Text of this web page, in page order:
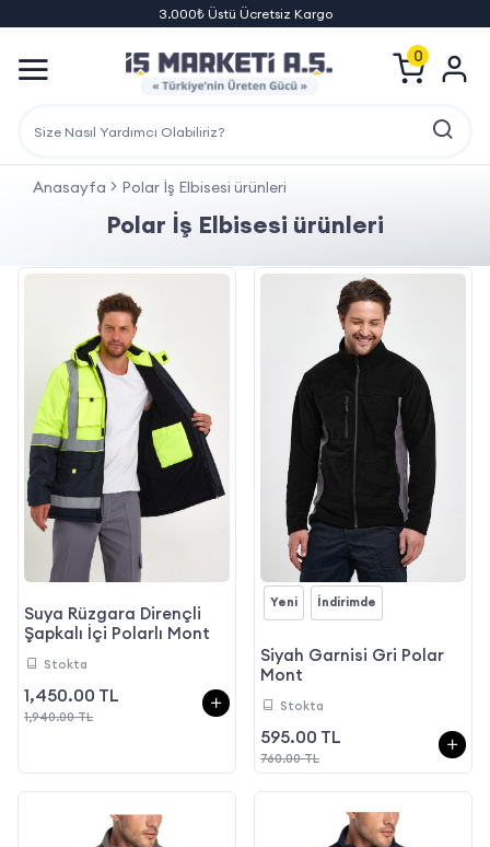
3.000₺ Üstü Ücretsiz Kargo
0
Anasayfa Polar İş Elbisesi ürünleri
Polar İş Elbisesi ürünleri
Suya Rüzgara Dirençli
Şapkalı İçi Polarlı Mont
Stokta
1,450.00 TL
1,940.00 TL
Yeni İndirimde
Siyah Garnisi Gri Polar
Mont
Stokta
595.00 TL
760.00 TL